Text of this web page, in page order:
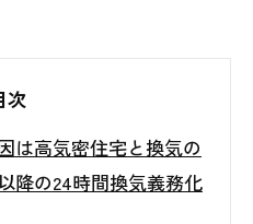
次
は高気密住宅と換気の
降の24時間換気義務化